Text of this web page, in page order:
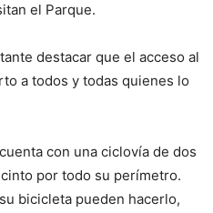
el Parque.
destacar que el acceso al
a todos y todas quienes lo
con una ciclovía de dos
por todo su perímetro.
bicicleta pueden hacerlo,